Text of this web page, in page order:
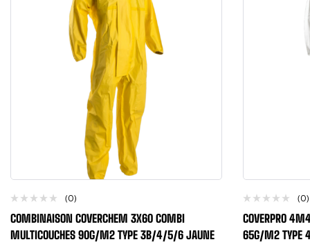
(0)
COMBINAISON COVERCHEM 3X60 COMBI
MULTICOUCHES 90G/M2 TYPE 3B/4/5/6 JAUNE
(0)
COVERPRO
65G/M2 TYPE